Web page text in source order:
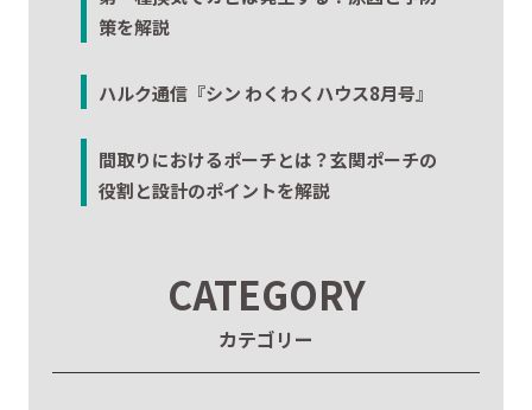
策を解説
ハルク通信『シン わくわくハウス8月号』
間取りにおけるポーチとは？玄関ポーチの
役割と設計のポイントを解説
CATEGORY
カテゴリー